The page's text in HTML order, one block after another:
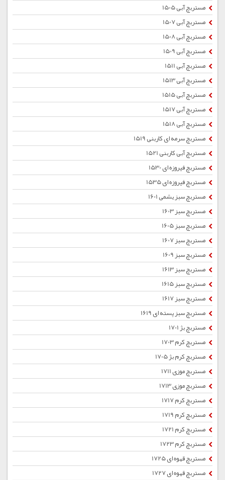
مستربچ آبی 1505
مستربچ آبی 1507
مستربچ آبی 1508
مستربچ آبی 1509
مستربچ آبی 1511
مستربچ آبی 1513
مستربچ آبی 1515
مستربچ آبی 1517
مستربچ آبی 1518
مستربچ سرمه ای کاربنی 1519
مستربچ آبی کاربنی 1521
مستربچ فیروزه ای 1530
مستربچ فیروزه ای 1535
مستربچ سبز یشمی 1601
مستربچ سبز 1603
مستربچ سبز 1605
مستربچ سبز 1607
مستربچ سبز 1609
مستربچ سبز 1613
مستربچ سبز 1615
مستربچ سبز 1617
مستربچ سبز پسته ای 1619
مستربچ بژ 1701
مستربچ کرم 1703
مستربچ کرم بژ 1705
مستربچ موزی 1711
مستربچ موزی 1713
مستربچ کرم 1717
مستربچ کرم 1719
مستربچ کرم 1721
مستربچ کرم 1723
مستربچ قهوه ای 1725
مستربچ قهوه ای 1727